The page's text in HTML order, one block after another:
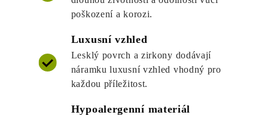
poškození a korozi.
Luxusní vzhled
Lesklý povrch a zirkony dodávají
náramku luxusní vzhled vhodný pro
každou příležitost.
Hypoalergenní materiál